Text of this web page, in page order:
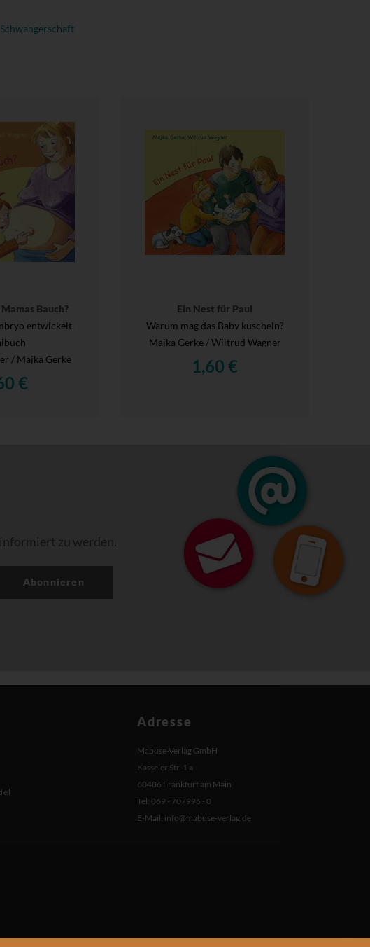
Schwangerschaft
Bauch?
entwickelt.
/ Majka Gerke
€
Ein Nest für Paul
Warum mag das Baby kuscheln?
Majka Gerke / Wiltrud Wagner
1,60 €
zu werden.
Abonnieren
Adresse
Mabuse-Verlag GmbH
Kasseler Str. 1 a
60486 Frankfurt am Main
Tel: 069 - 707996 - 0
E-Mail: info@mabuse-verlag.de